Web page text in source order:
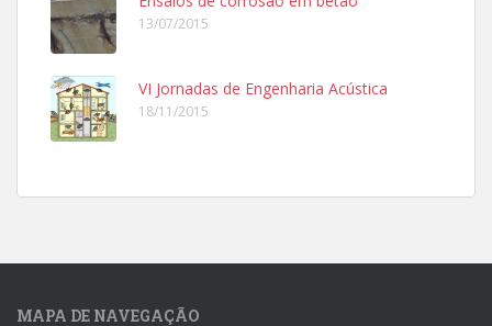
13/07/2015
VI Jornadas de Engenharia Acústica
18/11/2015
MAPA DE NAVEGAÇÃO